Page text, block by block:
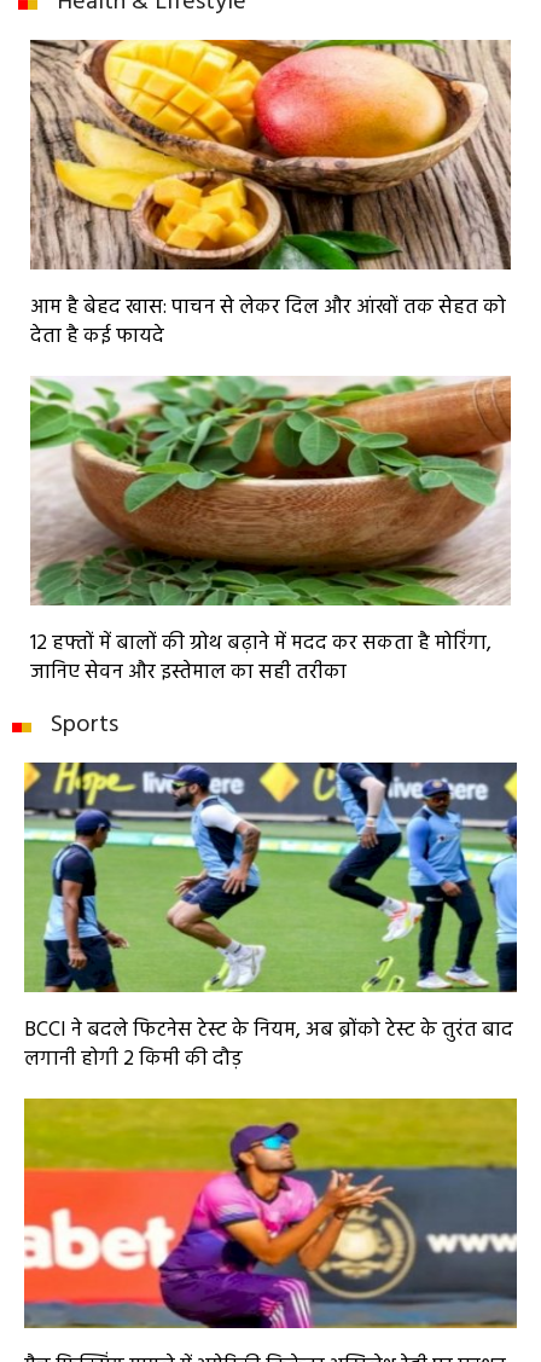
आम है बेहद खास: पाचन से लेकर दिल और आंखों तक सेहत को
देता है कई फायदे
12 हफ्तों में बालों की ग्रोथ बढ़ाने में मदद कर सकता है मोरिंगा,
जानिए सेवन और इस्तेमाल का सही तरीका
Sports
BCCI ने बदले फिटनेस टेस्ट के नियम, अब ब्रोंको टेस्ट के तुरंत बाद
लगानी होगी 2 किमी की दौड़